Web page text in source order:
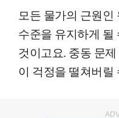
모든 물가의 근원
수준을 유지하게 될
것이고요. 중동 문
이 걱정을 떨쳐버릴